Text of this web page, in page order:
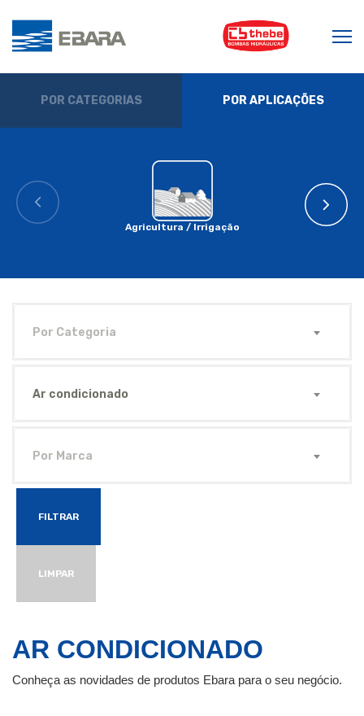
POR CATEGORIAS POR APLICAÇÕES
Agricultura / Irrigação
Por Categoria
Ar condicionado
Por Marca
FILTRAR
LIMPAR
AR CONDICIONADO
Conheça as novidades de produtos Ebara para o seu negócio.